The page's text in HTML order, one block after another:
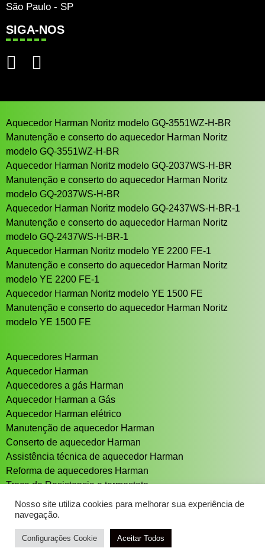
São Paulo - SP
SIGA-NOS
Aquecedor Harman Noritz modelo GQ-3551WZ-H-BR
Manutenção e conserto do aquecedor Harman Noritz
modelo GQ-3551WZ-H-BR
Aquecedor Harman Noritz modelo GQ-2037WS-H-BR
Manutenção e conserto do aquecedor Harman Noritz
modelo GQ-2037WS-H-BR
Aquecedor Harman Noritz modelo GQ-2437WS-H-BR-1
Manutenção e conserto do aquecedor Harman Noritz
modelo GQ-2437WS-H-BR-1
Aquecedor Harman Noritz modelo YE 2200 FE-1
Manutenção e conserto do aquecedor Harman Noritz
modelo YE 2200 FE-1
Aquecedor Harman Noritz modelo YE 1500 FE
Manutenção e conserto do aquecedor Harman Noritz
modelo YE 1500 FE
Aquecedores Harman
Aquecedor Harman
Aquecedores a gás Harman
Aquecedor Harman a Gás
Aquecedor Harman elétrico
Manutenção de aquecedor Harman
Conserto de aquecedor Harman
Assistência técnica de aquecedor Harman
Reforma de aquecedores Harman
Troca de Resistencia e termostato
Aquecedor solar Sistema de aquecimento solar
Nosso site utiliza cookies para melhorar sua experiência de
navegação.
Configurações Cookie Aceitar Todos